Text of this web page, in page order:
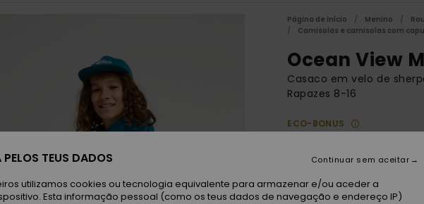
Página de início Menino
Camisolas e camisolas com
Ocean View
Casaco em velo de
Rapazes 8-16
ECO-BONUS
Paga 3 x 20,00 € sem juros
TEUS DADOS
utilizamos cookies ou tecnologia equivalente para armazenar e/ou aceder a
Esta informação pessoal (como os teus dados de navegação e endereço IP)
Continuar sem aceitar